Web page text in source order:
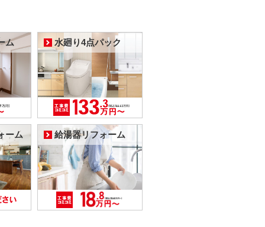
ム 水廻り4点パック
ーム 給湯器リフォーム